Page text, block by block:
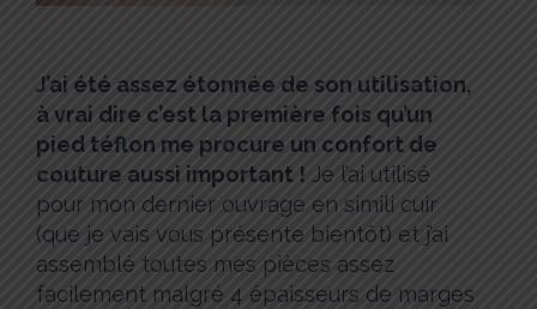
J’ai été assez étonnée de son utilisation,
à vrai dire c’est la première fois qu’un
pied téflon me procure un confort de
couture aussi important ! Je l’ai utilisé
pour mon dernier ouvrage en simili cuir
(que je vais vous présente bientôt) et j’ai
assemblé toutes mes pièces assez
facilement malgré 4 épaisseurs de marges